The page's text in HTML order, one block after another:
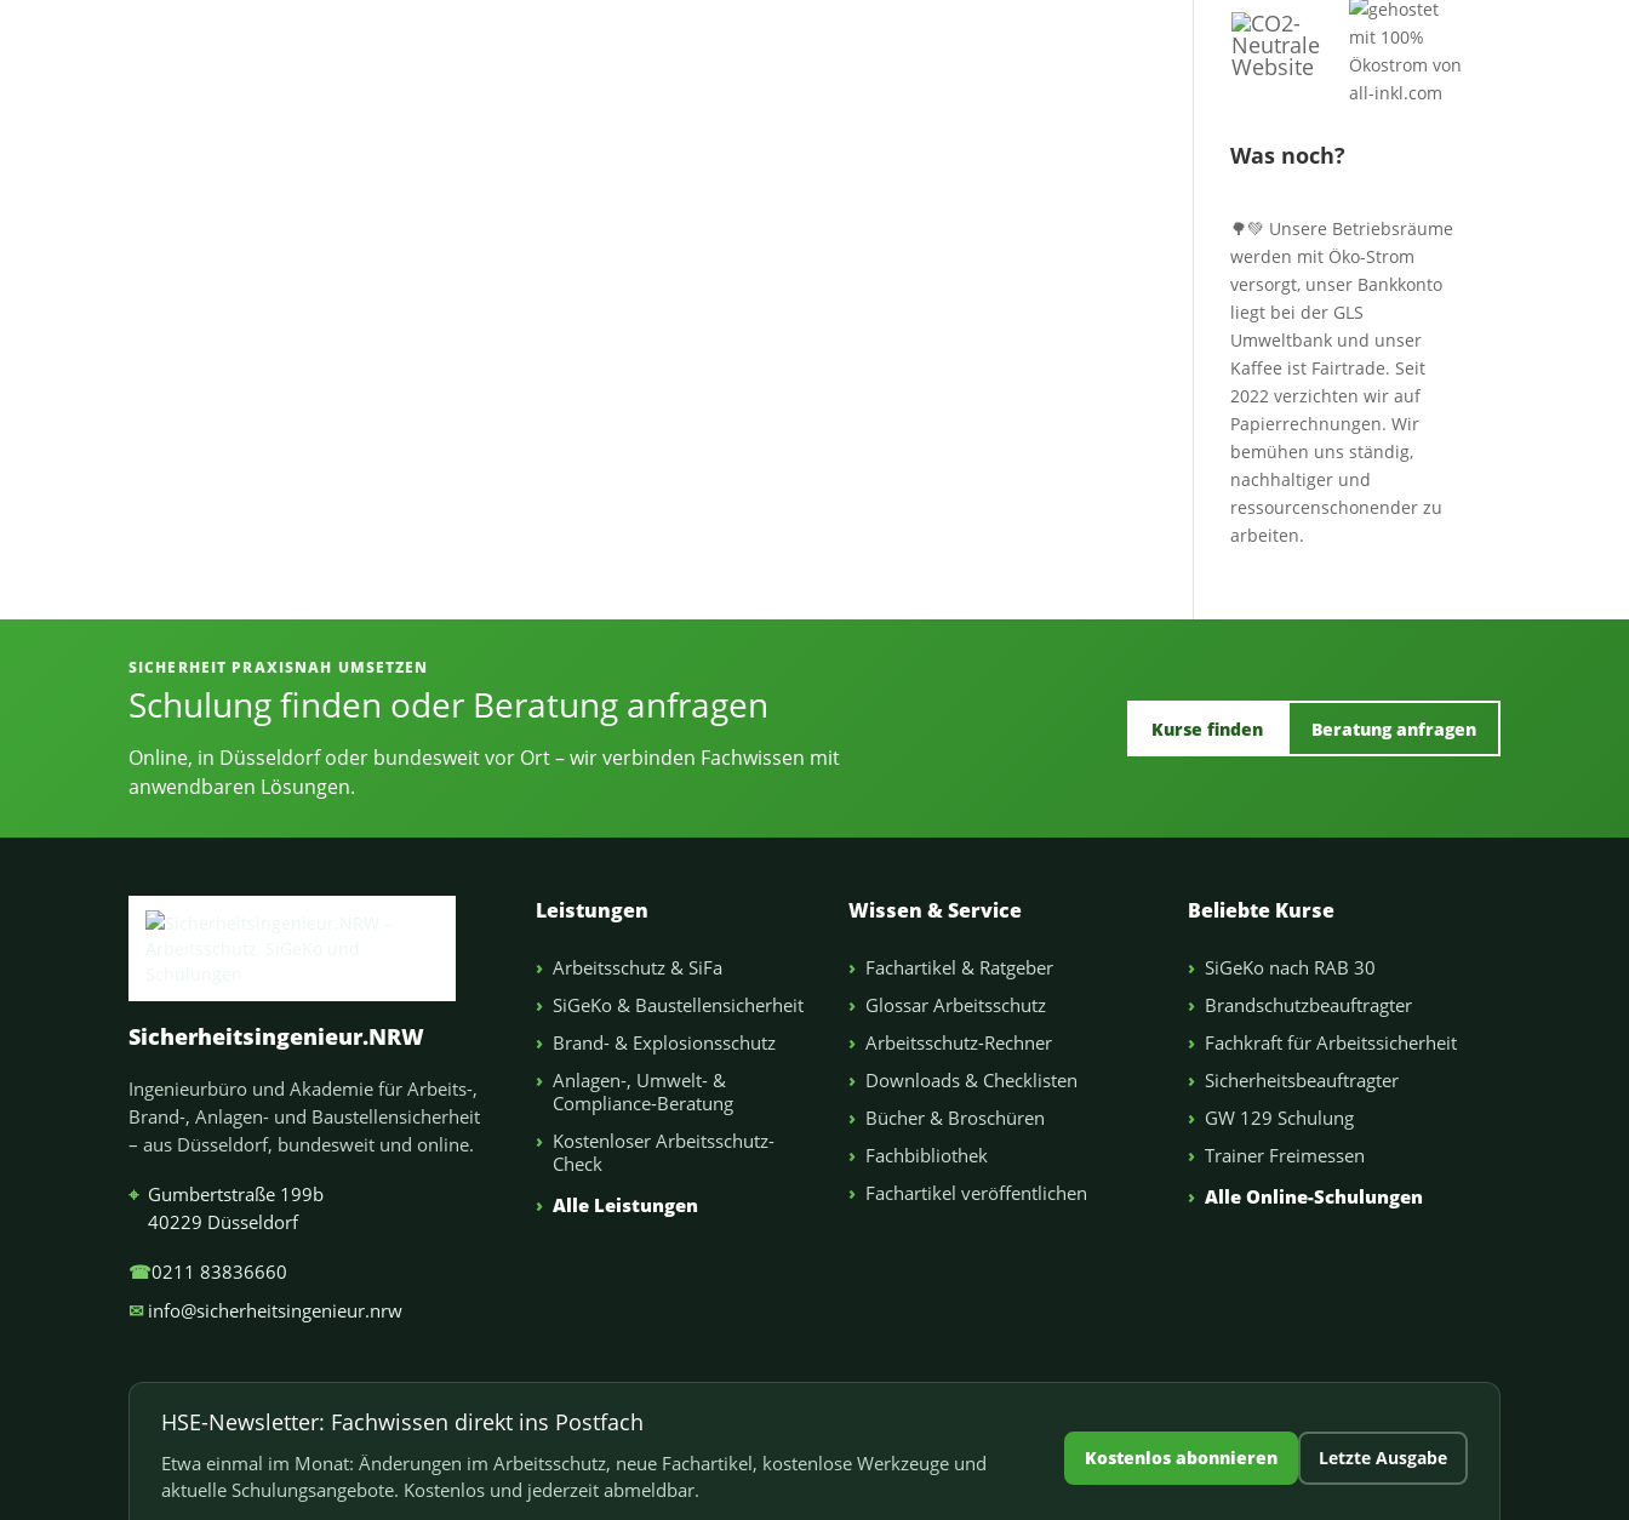
Was noch?
🌳💚 Unsere Betriebsräume
werden mit Öko-Strom
versorgt, unser Bankkonto
liegt bei der GLS
Umweltbank und unser
Kaffee ist Fairtrade. Seit
2022 verzichten wir auf
Papierrechnungen. Wir
bemühen uns ständig,
nachhaltiger und
ressourcenschonender zu
arbeiten.
Informationen, Kontakt und Angebote von Sicherheitsingenieur.NRW
SICHERHEIT PRAXISNAH UMSETZEN
Schulung finden oder Beratung anfragen
Online, in Düsseldorf oder bundesweit vor Ort – wir verbinden Fachwissen mit
anwendbaren Lösungen.
Kurse finden Beratung anfragen
Sicherheitsingenieur.NRW
Ingenieurbüro und Akademie für Arbeits-,
Brand-, Anlagen- und Baustellensicherheit
– aus Düsseldorf, bundesweit und online.
⌖ Gumbertstraße 199b
40229 Düsseldorf
☎0211 83836660
✉ info@sicherheitsingenieur.nrw
Leistungen
Arbeitsschutz & SiFa
SiGeKo & Baustellensicherheit
Brand- & Explosionsschutz
Anlagen-, Umwelt- &
Compliance-Beratung
Kostenloser Arbeitsschutz-
Check
Alle Leistungen
Wissen & Service
Fachartikel & Ratgeber
Glossar Arbeitsschutz
Arbeitsschutz-Rechner
Downloads & Checklisten
Bücher & Broschüren
Fachbibliothek
Fachartikel veröffentlichen
Beliebte Kurse
SiGeKo nach RAB 30
Brandschutzbeauftragter
Fachkraft für Arbeitssicherheit
Sicherheitsbeauftragter
GW 129 Schulung
Trainer Freimessen
Alle Online-Schulungen
HSE-Newsletter: Fachwissen direkt ins Postfach
Etwa einmal im Monat: Änderungen im Arbeitsschutz, neue Fachartikel, kostenlose Werkzeuge und
aktuelle Schulungsangebote. Kostenlos und jederzeit abmeldbar.
Kostenlos abonnieren Letzte Ausgabe